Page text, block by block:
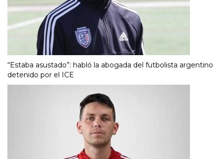
“Estaba asustado”: habló la abogada del futbolista argentino
detenido por el ICE